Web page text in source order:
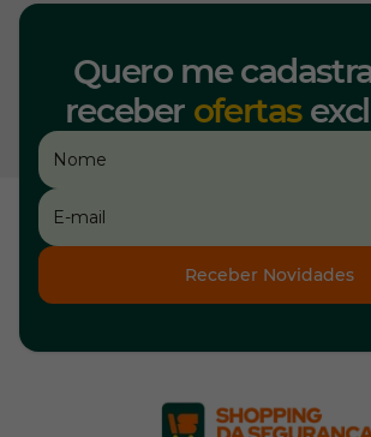
Quero me
receber ofertas
Receber Novidades